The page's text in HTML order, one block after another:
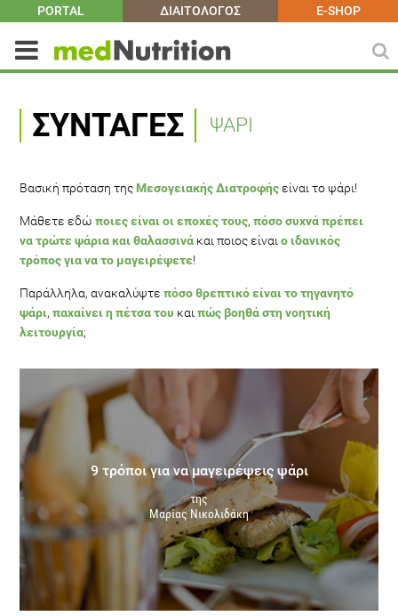
PORTAL ΔΙΑΙΤΟΛΟΓΟΣ E-SHOP
ΣΥΝΤΑΓΈΣ ΨΑΡΙ
Βασική πρόταση της Μεσογειακής Διατροφήςείναι το ψάρι!
Μάθετε εδώ ποιες είναι οι εποχές τους, πόσο συχνά πρέπει
να τρώτε ψάρια και θαλασσινά και ποιος είναι ο ιδανικός
τρόπος για να το μαγειρέψετε!
Παράλληλα, ανακαλύψτε πόσο θρεπτικό είναι το τηγανητό
ψάρι, παχαίνει η πέτσα του και πώς βοηθά στη νοητική
λειτουργία;
9 τρόποι για να μαγειρέψεις ψάρι
της
Μαρίας Νικολιδάκη